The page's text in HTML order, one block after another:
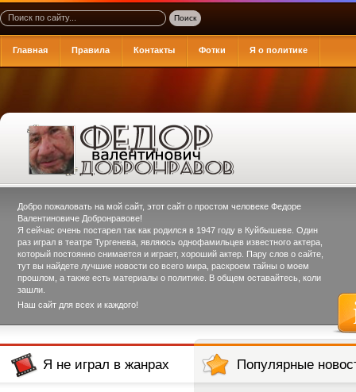
Главная Правила Контакты Фотки Я о политике
Добро пожаловать на мой сайт, этот сайт о простом человеке Федоре
Валентиновиче Добронравове!
Я сейчас очень постарел так как родился в 1947 году в Куйбышеве. Один
раз играл в театре Тургенева, являюсь однофамильцев известного актера,
который постоянно снимается и играет, хороший актер. Пару слов о сайте,
тут вы найдете лучшие новости со всего мира, раскроем тайны о моем
прошлом, а также есть материалы о политике. В общем оставайтесь, коли
зашли.
Наш сайт для всех и каждого!
Я не играл в жанрах Популярные